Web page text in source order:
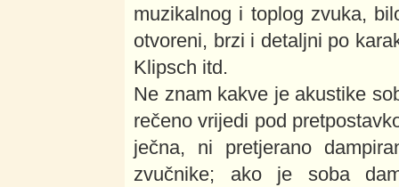
muzikalnog i toplog zvuka,
otvoreni, brzi i detaljni po
Klipsch itd.
Ne znam kakve je akustike
rečeno vrijedi pod
ječna, ni pretjerano
zvučnike; ako je soba